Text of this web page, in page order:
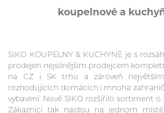
koupelnové a
SIKO KOUPELNY & KUCHYNĚ je s
prodejen nejsilnějším prodejcem
na CZ i SK trhu a zároveň
rozhodujících domácích i mnoha
vybavení. Nově SIKO rozšířilo sortiment
Zákazníci tak najdou na jednom